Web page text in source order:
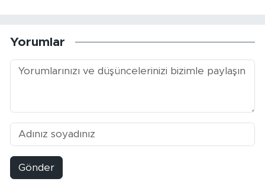
Yorumlar
Gönder